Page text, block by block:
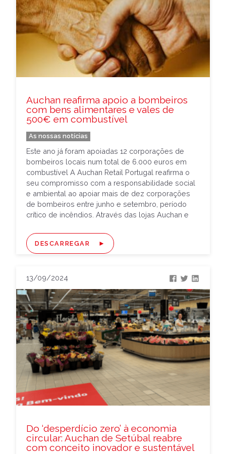
Auchan reafirma apoio a bombeiros
com bens alimentares e vales de
500€ em combustível
As nossas notícias
Este ano já foram apoiadas 12 corporações de
bombeiros locais num total de 6.000 euros em
combustível A Auchan Retail Portugal reafirma o
seu compromisso com a responsabilidade social
e ambiental ao apoiar mais de dez corporações
de bombeiros entre junho e setembro, período
crítico de incêndios. Através das lojas Auchan e
DESCARREGAR
13/09/2024
Do ‘desperdício zero’ à economia
circular: Auchan de Setúbal reabre
com conceito inovador e sustentável